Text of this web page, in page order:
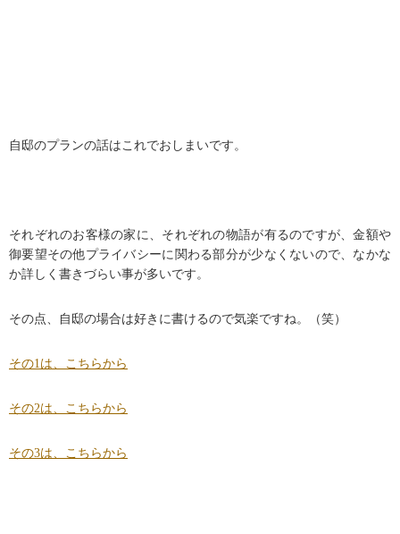
自邸のプランの話はこれでおしまいです。
それぞれのお客様の家に、それぞれの物語が有るのですが、金額や
御要望その他プライバシーに関わる部分が少なくないので、なかな
か詳しく書きづらい事が多いです。
その点、自邸の場合は好きに書けるので気楽ですね。（笑）
その1は、こちらから
その2は、こちらから
その3は、こちらから